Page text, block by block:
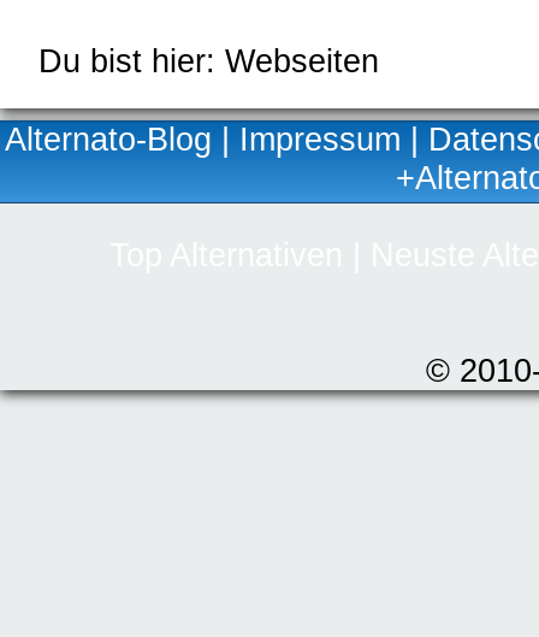
Du bist hier: Webseiten
Alternato-Blog | Impressum |
©